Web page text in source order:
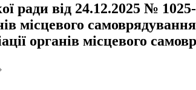
ради від 24.12.2025 №
місцевого
органів місцевого